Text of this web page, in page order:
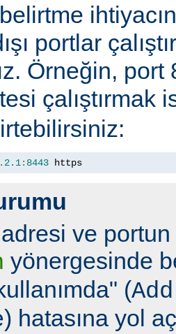
portlar
Örneğin,
çalıştırmak
. 2.1: 8443 https
ve
yönergesinde
(
) hatasına yol